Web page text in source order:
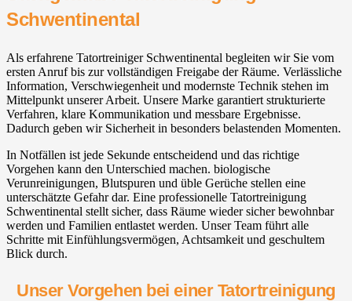
Schwentinental
Als erfahrene Tatortreiniger Schwentinental begleiten wir Sie vom
ersten Anruf bis zur vollständigen Freigabe der Räume. Verlässliche
Information, Verschwiegenheit und modernste Technik stehen im
Mittelpunkt unserer Arbeit. Unsere Marke garantiert strukturierte
Verfahren, klare Kommunikation und messbare Ergebnisse.
Dadurch geben wir Sicherheit in besonders belastenden Momenten.
In Notfällen ist jede Sekunde entscheidend und das richtige
Vorgehen kann den Unterschied machen. biologische
Verunreinigungen, Blutspuren und üble Gerüche stellen eine
unterschätzte Gefahr dar. Eine professionelle Tatortreinigung
Schwentinental stellt sicher, dass Räume wieder sicher bewohnbar
werden und Familien entlastet werden. Unser Team führt alle
Schritte mit Einfühlungsvermögen, Achtsamkeit und geschultem
Blick durch.
Unser Vorgehen bei einer Tatortreinigung